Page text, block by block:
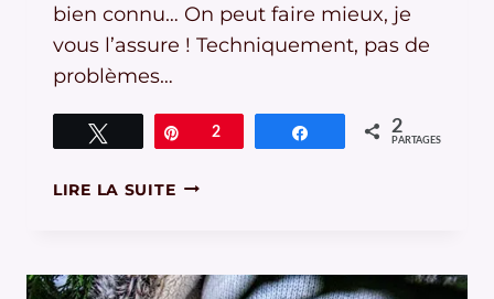
bien connu… On peut faire mieux, je
vous l’assure ! Techniquement, pas de
problèmes…
Tweetez Épingle
2 Partagez 2
PARTAGES
LIRE LA SUITECOMMENT
PHOTOS